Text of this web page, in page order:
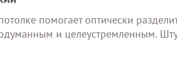
помогает оптически
и целеустремленным.